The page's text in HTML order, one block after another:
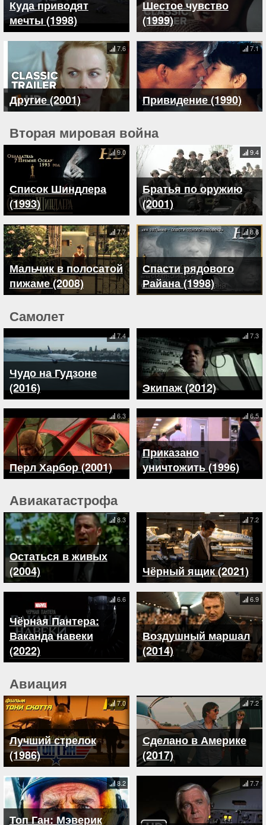
Куда приводят
мечты (1998)
Шестое чувство
(1999)
Другие (2001)
7.6
Привидение (1990)
7.1
Вторая мировая война
Список Шиндлера
(1993)
9.0
Братья по оружию
(2001)
9.4
Мальчик в полосатой
пижаме (2008)
7.7
Спасти рядового
Райана (1998)
8.6
Самолет
Чудо на Гудзоне
(2016)
7.4
Экипаж (2012)
7.3
Перл Харбор (2001)
6.3
Приказано
уничтожить (1996)
6.5
Авиакатастрофа
Остаться в живых
(2004)
8.3
Чёрный ящик (2021)
7.2
Чёрная Пантера:
Ваканда навеки
(2022)
6.6
Воздушный маршал
(2014)
6.9
Авиация
Лучший стрелок
(1986)
7.0
Сделано в Америке
(2017)
7.2
Топ Ган: Мэверик
8.2 7.7